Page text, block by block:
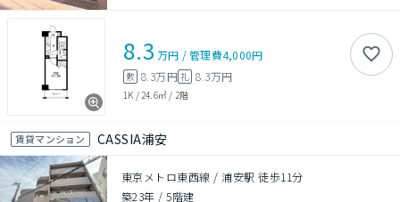
8.3 万円 /管理費4,000円
敷 8.3万円礼 8.3万円
1K / 24.6㎡ / 2階
賃貸マンション CASSIA浦安
東京メトロ東西線 / 浦安駅 徒歩11分
築23年 /5階建